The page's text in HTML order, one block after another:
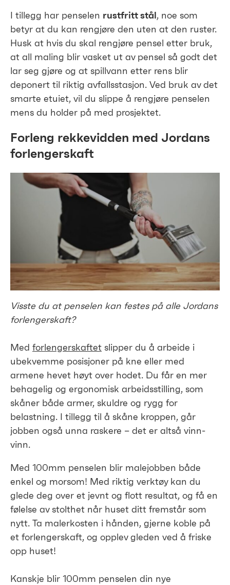
I tillegg har penselen rustfritt stål , noe som
betyr at du kan rengjøre den uten at den ruster.
Husk at hvis du skal rengjøre pensel etter bruk,
at all maling blir vasket ut av pensel så godt det
lar seg gjøre og at spillvann etter rens blir
deponert til riktig avfallsstasjon. Ved bruk av det
smarte etuiet, vil du slippe å rengjøre penselen
mens du holder på med prosjektet.
Forleng rekkevidden med Jordans
forlengerskaft
Visste du at penselen kan festes på alle Jordans
forlengerskaft?
Med forlengerskaftet slipper du å arbeide i
ubekvemme posisjoner på kne eller med
armene hevet høyt over hodet. Du får en mer
behagelig og ergonomisk arbeidsstilling, som
skåner både armer, skuldre og rygg for
belastning. I tillegg til å skåne kroppen, går
jobben også unna raskere – det er altså vinn-
vinn.
Med 100mm penselen blir malejobben både
enkel og morsom! Med riktig verktøy kan du
glede deg over et jevnt og flott resultat, og få en
følelse av stolthet når huset ditt fremstår som
nytt. Ta malerkosten i hånden, gjerne koble på
et forlengerskaft, og opplev gleden ved å friske
opp huset!
Kanskje blir 100mm penselen din nye